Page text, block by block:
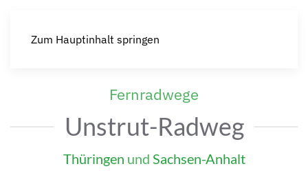
Zum Hauptinhalt springen
Fernradwege
Unstrut-Radweg
Thüringen und Sachsen-Anhalt